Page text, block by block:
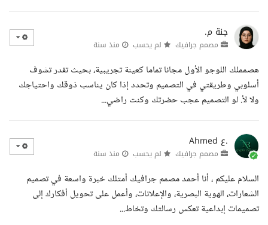
جنة م.
مصمم جرافيك لم يحسب منذ سنة
هصمملك اللوجو الأول مجانا تماما كعينة تجريبية، بحيث تقدر تشوف
أسلوبي وطريقتي في التصميم وتحدد إذا كان يناسب ذوقك واحتياجك
ولا لأ. لو التصميم عجب حضرتك وكنت راضي...
Ahmed ع.
مصمم جرافيك لم يحسب منذ سنة
السلام عليكم ، أنا أحمد مصمم جرافيك أمتلك خبرة واسعة في تصميم
الشعارات، الهوية البصرية، والإعلانات، وأعمل على تحويل أفكارك إلى
تصميمات إبداعية تعكس رسالتك وتخاط...